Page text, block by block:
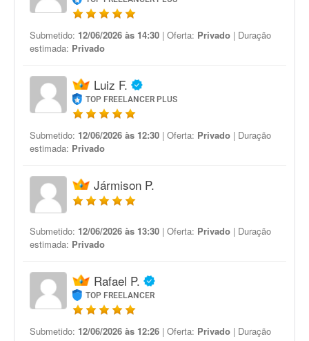
Submetido: 12/06/2026 às 14:30 | Oferta: Privado | Duração
estimada: Privado
Luiz F.
TOP FREELANCER PLUS
Submetido: 12/06/2026 às 12:30 | Oferta: Privado | Duração
estimada: Privado
Jármison P.
Submetido: 12/06/2026 às 13:30 | Oferta: Privado | Duração
estimada: Privado
Rafael P.
TOP FREELANCER
Submetido: 12/06/2026 às 12:26 | Oferta: Privado | Duração